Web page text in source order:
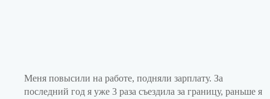
Меня повысили на работе, подняли зарплату. За
последний год я уже 3 раза съездила за границу, раньше я